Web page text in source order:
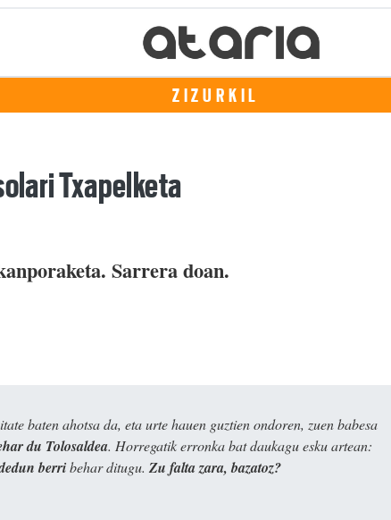
ZIZURKIL
Txapelketa
Sarrera doan.
baten ahotsa da, eta urte hauen guztien ondoren, zuen babesa
du Tolosaldea. Horregatik erronka bat daukagu esku artean:
berribehar ditugu. Zu falta zara, bazatoz?